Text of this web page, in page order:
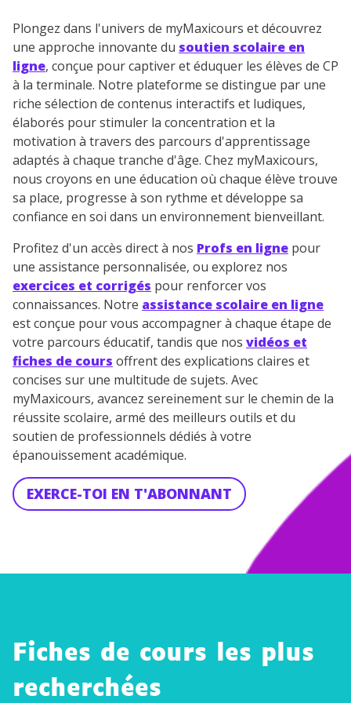
Plongez dans l'univers de myMaxicours et découvrez
une approche innovante du soutien scolaire en
ligne, conçue pour captiver et éduquer les élèves de CP
à la terminale. Notre plateforme se distingue par une
riche sélection de contenus interactifs et ludiques,
élaborés pour stimuler la concentration et la
motivation à travers des parcours d'apprentissage
adaptés à chaque tranche d'âge. Chez myMaxicours,
nous croyons en une éducation où chaque élève trouve
sa place, progresse à son rythme et développe sa
confiance en soi dans un environnement bienveillant.
Profitez d'un accès direct à nos Profs en ligne pour
une assistance personnalisée, ou explorez nos
exercices et corrigés pour renforcer vos
connaissances. Notre assistance scolaire en ligne
est conçue pour vous accompagner à chaque étape de
votre parcours éducatif, tandis que nos vidéos et
fiches de cours offrent des explications claires et
concises sur une multitude de sujets. Avec
myMaxicours, avancez sereinement sur le chemin de la
réussite scolaire, armé des meilleurs outils et du
soutien de professionnels dédiés à votre
épanouissement académique.
EXERCE-TOI EN T'ABONNANT
Fiches de cours les plus
recherchées
J’accepte de recevoir les actualités et des
communications de la part de
myMaxicours.
Votre adresse e-mail sera exclusivement utilisée pour
vous envoyer notre newsletter. Vous pourrez vous
désinscrire à tout moment, à travers le lien de
désinscription présent dans chaque newsletter. Pour
en savoir plus sur la gestion de vos données
personnelles et pour exercer vos droits, vous pouvez
consulter notre charte.